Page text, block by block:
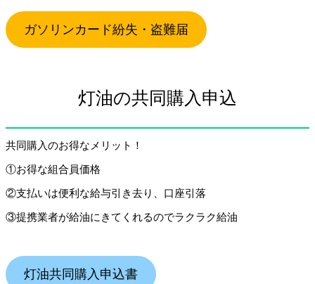
ガソリンカード紛失・盗難届
灯油の共同購入申込
共同購入のお得なメリット！
①お得な組合員価格
②支払いは便利な給与引き去り、口座引落
③提携業者が給油にきてくれるのでラクラク給油
灯油共同購入申込書